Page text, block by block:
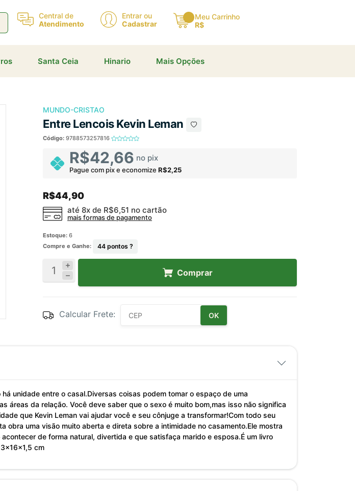
Central de
Atendimento
Entrar ou
Cadastrar
Meu Carrinho
R$
Santa Ceia Hinario Mais Opções
MUNDO-CRISTAO
Entre Lencois Kevin Leman
Código: 9788573257816
R$42,66 no pix
Pague com pix e economize R$2,25
R$44,90
até 8x de R$6,51 no cartão
mais formas de pagamento
Estoque: 6
Compre e Ganhe:
44 pontos ?
Comprar
Calcular Frete: OK
unidade entre o casal.Diversas coisas podem tomar o espaço de uma
áreas da relação. Você deve saber que o sexo é muito bom,mas isso não significa
que Kevin Leman vai ajudar você e seu cônjuge a transformar!Com todo seu
obra uma visão muito aberta e direta sobre a intimidade no casamento.Ele mostra
de forma natural, divertida e que satisfaça marido e esposa.É um livro
cm
exclusivos ×